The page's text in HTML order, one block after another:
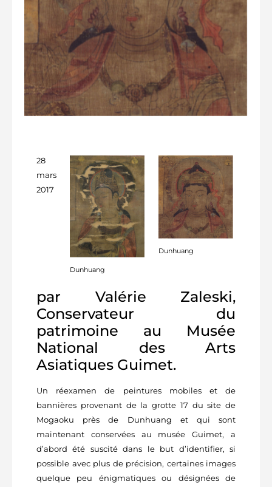
Dunhuang
Dunhuang
28
mars
2017
par Valérie Zaleski,
Conservateur du
patrimoine au Musée
National des Arts
Asiatiques Guimet.
Un réexamen de peintures mobiles et de
bannières provenant de la grotte 17 du site de
Mogaoku près de Dunhuang et qui sont
maintenant conservées au musée Guimet, a
d’abord été suscité dans le but d’identifier, si
possible avec plus de précision, certaines images
quelque peu énigmatiques ou désignées de